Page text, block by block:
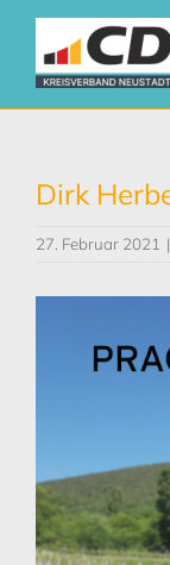
Zum
springen
Dirk
27. Februar 2021 |